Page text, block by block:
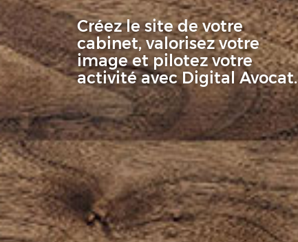
Créez le site de votre
cabinet, valorisez votre
image et pilotez votre
activité avec Digital Avocat.